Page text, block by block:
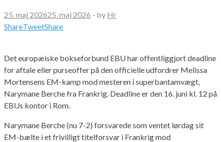
25. maj 202625. maj 2026 - by Hr
ShareTweetShare
Det europæiske bokseforbund EBU har offentliggjort deadline
for aftale eller purseoffer på den officielle udfordrer Melissa
Mortensens EM-kamp mod mesteren i superbantamvægt,
Narymane Berche fra Frankrig. Deadline er den 16. juni kl. 12 på
EBUs kontor i Rom.
Narymane Berche (nu 7-2) forsvarede som ventet lørdag sit
EM-bælte i et frivilligt titelforsvar i Frankrig mod